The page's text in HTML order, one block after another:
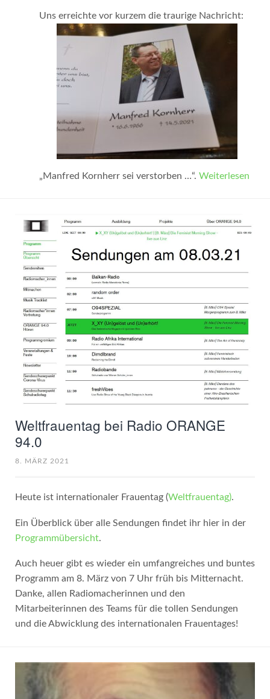
Uns erreichte vor kurzem die traurige Nachricht:
„Manfred Kornherr sei verstorben …“. Weiterlesen
Weltfrauentag bei Radio ORANGE
94.0
8. MÄRZ 2021
Heute ist internationaler Frauentag (Weltfrauentag).
Ein Überblick über alle Sendungen findet ihr hier in der
Programmübersicht.
Auch heuer gibt es wieder ein umfangreiches und buntes
Programm am 8. März von 7 Uhr früh bis Mitternacht.
Danke, allen Radiomacherinnen und den
Mitarbeiterinnen des Teams für die tollen Sendungen
und die Abwicklung des internationalen Frauentages!